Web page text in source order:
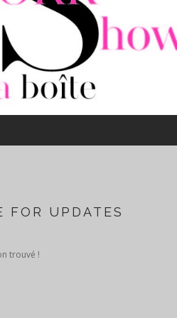
FOR UPDATES
trouvé !